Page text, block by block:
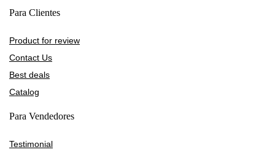
Para Clientes
Product for review
Contact Us
Best deals
Catalog
Para Vendedores
Testimonial